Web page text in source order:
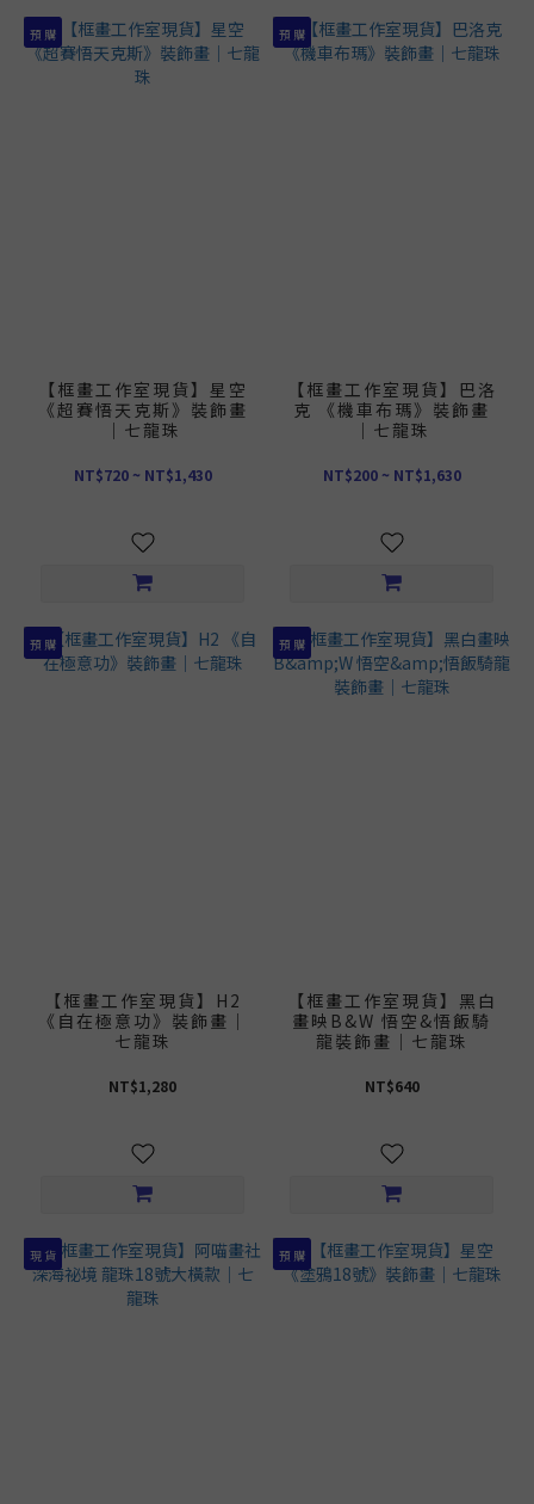
預 購
【框畫工作室現貨】星空
《超賽悟天克斯》裝飾畫
｜七龍珠
NT$720 ~ NT$1,430
預 購
【框畫工作室現貨】巴洛
克 《機車布瑪》裝飾畫
｜七龍珠
NT$200 ~ NT$1,630
預 購
【框畫工作室現貨】H2
《自在極意功》裝飾畫｜
七龍珠
NT$1,280
預 購
【框畫工作室現貨】黑白
畫映B&W 悟空&悟飯騎
龍裝飾畫｜七龍珠
NT$640
現 貨 預 購